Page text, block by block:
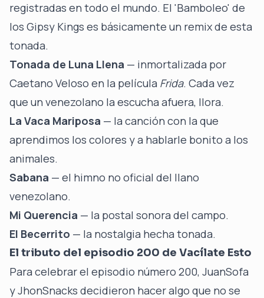
registradas en todo el mundo. El 'Bamboleo' de
los Gipsy Kings es básicamente un remix de esta
tonada.
Tonada de Luna Llena — inmortalizada por
Caetano Veloso en la película Frida. Cada vez
que un venezolano la escucha afuera, llora.
La Vaca Mariposa — la canción con la que
aprendimos los colores y a hablarle bonito a los
animales.
Sabana — el himno no oficial del llano
venezolano.
Mi Querencia — la postal sonora del campo.
El Becerrito — la nostalgia hecha tonada.
El tributo del episodio 200 de Vacílate Esto
Para celebrar el episodio número 200, JuanSofa
y JhonSnacks decidieron hacer algo que no se